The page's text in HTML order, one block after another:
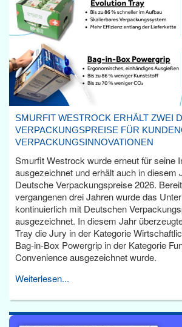
SMURFIT WESTROCK ERHÄLT ZWEI
VERPACKUNGSPREISE FÜR
VERPACKUNGSINNOVATIONEN
Smurfit Westrock wurde erneut für seine
ausgezeichnet und erhält auch in diesem
Deutsche Verpackungspreise 2026.
vergangenen drei Jahren wurde das
kontinuierlich mit Deutschen
ausgezeichnet. In diesem Jahr
Tray die Jury in der Kategorie
Bag-in-Box Powergrip in der Kategorie
Convenience ausgezeichnet wurde.
Weiterlesen...